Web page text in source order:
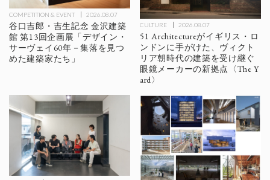
COMPETITION & EVENT 2026.08.07
谷口吉郎・吉生記念 金沢建築
館 第13回企画展「デザイン・
サーヴェイ60年－集落を見つ
めた建築家たち」
CULTURE 2026.08.07
51 Architectureがイギリス・ロ
ンドンに手がけた、ヴィクト
リア朝時代の建築を受け継ぐ
眼鏡メーカーの新拠点〈The Y
ard〉